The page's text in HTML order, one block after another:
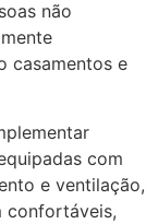
não
casamentos e
com
e ventilação,
confortáveis,